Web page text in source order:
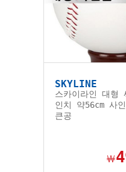
SKYLINE
스카이라인 대형
인치 약56cm 사
큰공
￦